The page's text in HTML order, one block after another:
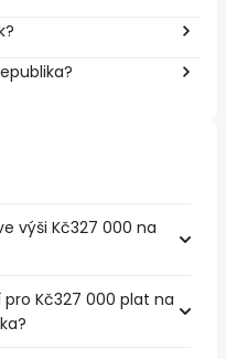
výši Kč327 000 na
Kč327 000 plat na